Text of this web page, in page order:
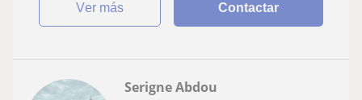
ver más Contactar
Serigne Abdou